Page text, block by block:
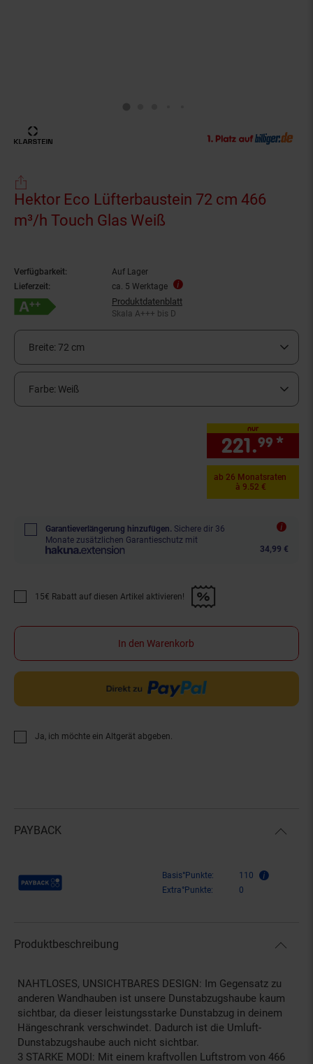
Hektor Eco Lüfterbaustein 72 cm 466
m³/h Touch Glas Weiß
Verfügbarkeit:
Auf Lager
Lieferzeit:
ca. 5 Werktage
Energieeffizienzklasse A++ auf Skala A+++ bis D
Produktdatenblatt
Skala A+++ bis D
Breite: 72 cm
Farbe: Weiß
nur
221.99 *
ab 26 Monatsraten
à 9.52 €
Garantieverlängerung hinzufügen. Sichere dir 36
Monate zusätzlichen Garantieschutz mit
34,99 €
Promotion "15€ Rabatt auf diesen Artikel aktivieren!" anwenden
15€ Rabatt auf diesen Artikel aktivieren!
In den Warenkorb
Ja, ich möchte ein Altgerät abgeben.
PAYBACK
Payback Punkte Basis°Punkte:
110
Extra°Punkte:
0
Produktbeschreibung
NAHTLOSES, UNSICHTBARES DESIGN: Im Gegensatz zu
anderen Wandhauben ist unsere Dunstabzugshaube kaum
sichtbar, da dieser leistungsstarke Dunstabzug in deinem
Hängeschrank verschwindet. Dadurch ist die Umluft-
Dunstabzugshaube auch nicht sichtbar.
3 STARKE MODI: Mit einem kraftvollen Luftstrom von 466